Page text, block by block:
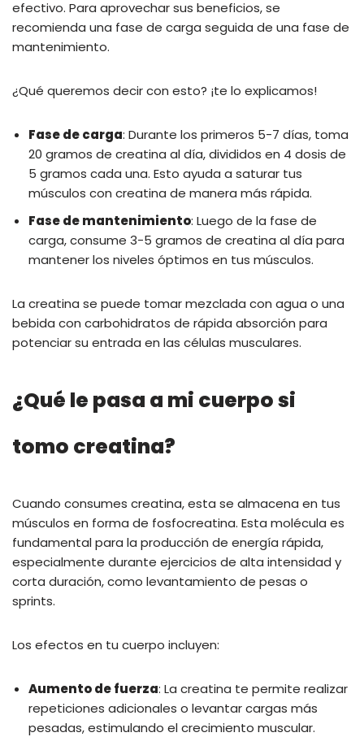
efectivo. Para aprovechar sus beneficios, se
recomienda una fase de carga seguida de una fase de
mantenimiento.
¿Qué queremos decir con esto? ¡te lo explicamos!
Fase de carga: Durante los primeros 5-7 días, toma
20 gramos de creatina al día, divididos en 4 dosis de
5 gramos cada una. Esto ayuda a saturar tus
músculos con creatina de manera más rápida.
Fase de mantenimiento: Luego de la fase de
carga, consume 3-5 gramos de creatina al día para
mantener los niveles óptimos en tus músculos.
La creatina se puede tomar mezclada con agua o una
bebida con carbohidratos de rápida absorción para
potenciar su entrada en las células musculares.
¿Qué le pasa a mi cuerpo si
tomo creatina?
Cuando consumes creatina, esta se almacena en tus
músculos en forma de fosfocreatina. Esta molécula es
fundamental para la producción de energía rápida,
especialmente durante ejercicios de alta intensidad y
corta duración, como levantamiento de pesas o
sprints.
Los efectos en tu cuerpo incluyen:
Aumento de fuerza: La creatina te permite realizar
repeticiones adicionales o levantar cargas más
pesadas, estimulando el crecimiento muscular.